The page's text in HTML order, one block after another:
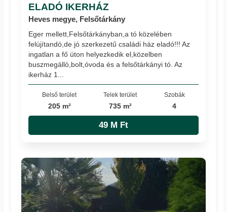
ELADÓ IKERHÁZ
Heves megye, Felsőtárkány
Eger mellett,Felsőtárkányban,a tó közelében
felújítandó,de jó szerkezetű családi ház eladó!!! Az
ingatlan a fő úton helyezkedik el,közelben
buszmegálló,bolt,óvoda és a felsőtárkányi tó. Az
ikerház 1...
Belső terület
205 m²
Telek terület
735 m²
Szobák
4
49 M Ft